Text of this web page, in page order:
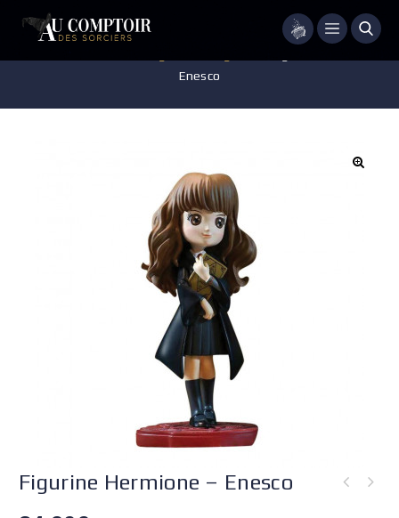
Menu
Enesco
Figurine Hermione – Enesco